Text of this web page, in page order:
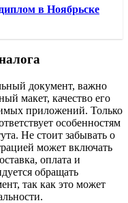
в Ноябрьске
документ, важно
макет, качество его
приложений. Только
особенностям
Не стоит забывать о
может включать
оплата и
обращать
так как это может